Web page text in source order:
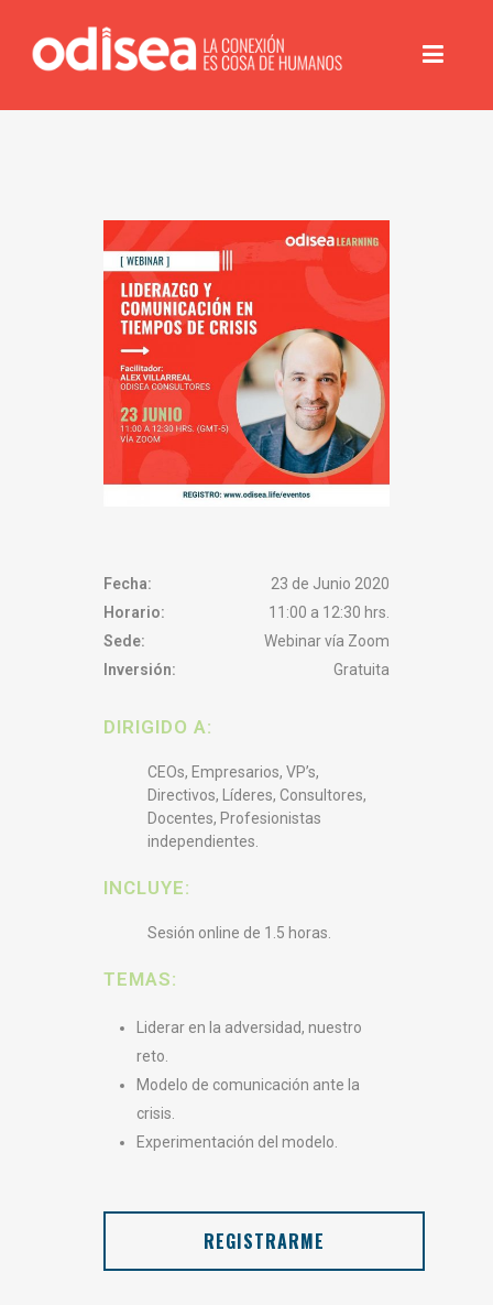
Fecha:
23 de Junio 2020
Horario:
11:00 a 12:30 hrs.
Sede:
Webinar vía Zoom
Inversión:
Gratuita
DIRIGIDO A:
CEOs, Empresarios, VP’s,
Directivos, Líderes, Consultores,
Docentes, Profesionistas
independientes.
INCLUYE:
Sesión online de 1.5 horas.
TEMAS:
Liderar en la adversidad, nuestro
reto.
Modelo de comunicación ante la
crisis.
Experimentación del modelo.
REGISTRARME